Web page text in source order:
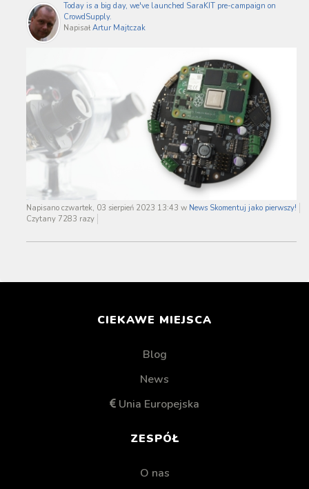
Today is a big day, we've launched SaraKIT pre-campaign on
CrowdSupply.
Napisał Artur Majtczak
Napisano czwartek, 03 sierpień 2023 13:43 w News Skomentuj jako pierwszy!
Czytany 7283 razy
CIEKAWE MIEJSCA
Blog
News
Unia Europejska
ZESPÓŁ
O nas